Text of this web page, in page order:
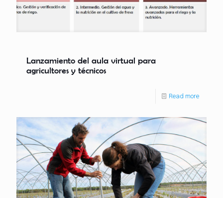
Lanzamiento del aula virtual para
agricultores y técnicos
Read more